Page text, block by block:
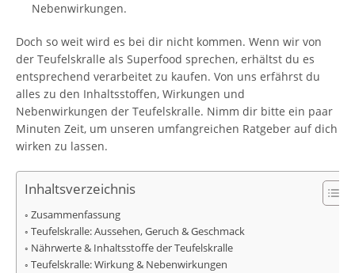
Nebenwirkungen.
Doch so weit wird es bei dir nicht kommen. Wenn wir von
der Teufelskralle als Superfood sprechen, erhältst du es
entsprechend verarbeitet zu kaufen. Von uns erfährst du
alles zu den Inhaltsstoffen, Wirkungen und
Nebenwirkungen der Teufelskralle. Nimm dir bitte ein paar
Minuten Zeit, um unseren umfangreichen Ratgeber auf dich
wirken zu lassen.
Inhaltsverzeichnis
Zusammenfassung
Teufelskralle: Aussehen, Geruch & Geschmack
Nährwerte & Inhaltsstoffe der Teufelskralle
Teufelskralle: Wirkung & Nebenwirkungen